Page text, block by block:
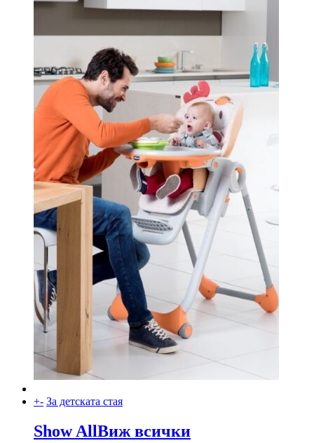
+- За детската стая
Show AllВиж всички